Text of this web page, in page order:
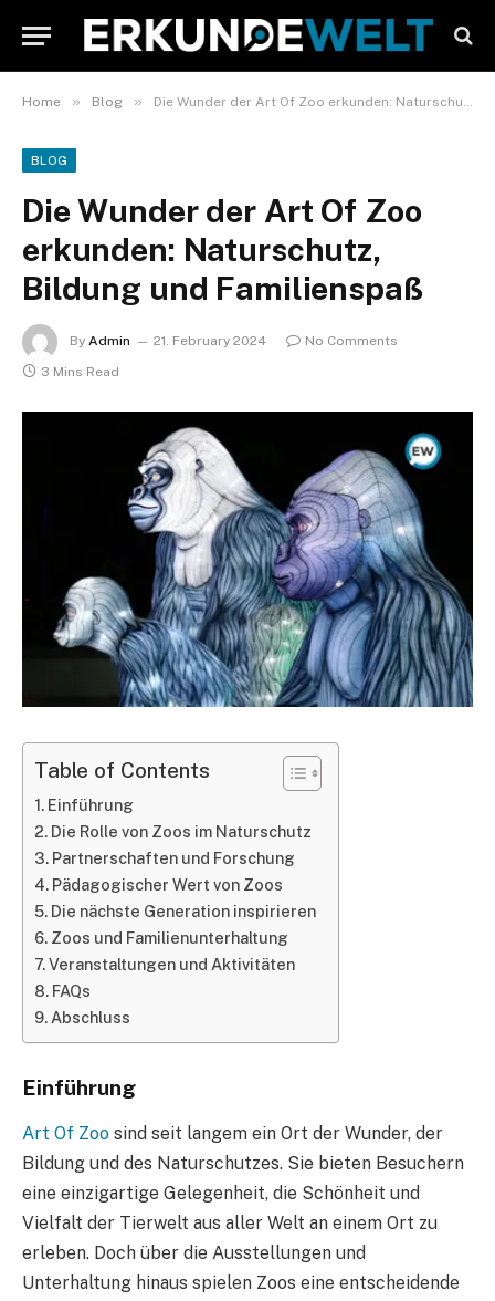
Home » Blog » Die Wunder der Art Of Zoo erkunden: Naturschutz, Bildung und Familienspaß
BLOG
Die Wunder der Art Of Zoo
erkunden: Naturschutz,
Bildung und Familienspaß
By Admin 21. February 2024
No Comments
3 Mins Read
Table of Contents
Einführung
Die Rolle von Zoos im Naturschutz
Partnerschaften und Forschung
Pädagogischer Wert von Zoos
Die nächste Generation inspirieren
Zoos und Familienunterhaltung
Veranstaltungen und Aktivitäten
FAQs
Abschluss
Einführung
Art Of Zoo sind seit langem ein Ort der Wunder, der
Bildung und des Naturschutzes. Sie bieten Besuchern
eine einzigartige Gelegenheit, die Schönheit und
Vielfalt der Tierwelt aus aller Welt an einem Ort zu
erleben. Doch über die Ausstellungen und
Unterhaltung hinaus spielen Zoos eine entscheidende